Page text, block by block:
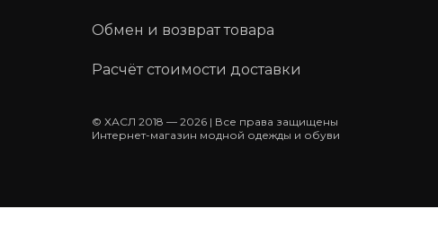
Обмен и возврат товара
Расчёт стоимости доставки
© ХАСЛ 2018 — 2026 | Все права защищены
Интернет-магазин модной одежды и обуви